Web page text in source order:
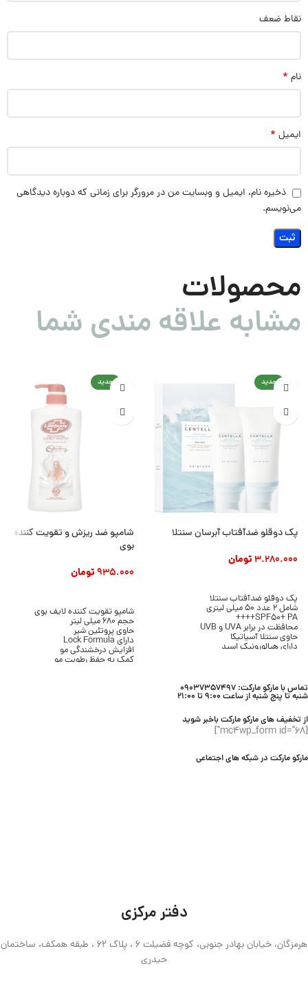
نقاط ضعف
نام *
ایمیل *
ذخیره نام، ایمیل و وبسایت من در مرورگر برای زمانی که دوباره دیدگاهی
می‌نویسم.
محصولات
مشابه علاقه مندی شما
جدید
پک دوقلو ضدآفتاب آبرسان سنتلا
3.280.000تومان
پک دوقلو ضدآفتاب سنتلا
شامل 2 عدد 50 میلی لیتری
SPF50+ PA++++
محافظت در برابر UVA و UVB
حاوی سنتلا آسیاتیکا
دارای هیالورونیک اسید
محصول برند SKIN1004
جدید
شامپو ضد ریزش و تقویت کننده مو
بوی
935.000تومان
شامپو تقویت کننده لایف بوی
حجم 680 میلی لیتر
حاوی پروتئین شیر
دارای Lock Formula
افزایش درخشندگی مو
کمک به حفظ رطوبت مو
تماس با مارکو مارکت: 09037357497
شنبه تا پنج شنبه از ساعت 9:00 تا 21:00
از تخفیف های مارکو مارکت باخبر شوید
[mc4wp_form id="68"]
مارکو مارکت در شبکه های اجتماعی
دفتر مرکزی
هرمزگان، خیابان بهادر جنوبی، کوچه فضیلت 6 ، پلاک 62 ، طبقه همکف، ساختمان
حیدری